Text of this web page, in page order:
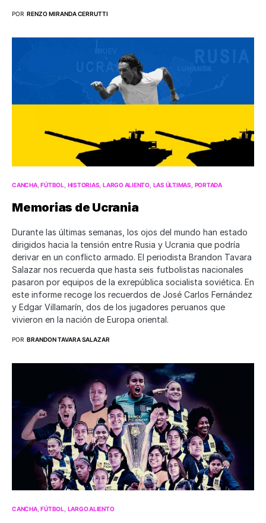
POR RENZO MIRANDA CERRUTTI
CANCHA FÚTBOL HISTORIAS LARGO ALIENTO LAS ÚLTIMAS PORTADA
Memorias de Ucrania
Durante las últimas semanas, los ojos del mundo han estado
dirigidos hacia la tensión entre Rusia y Ucrania que podría
derivar en un conflicto armado. El periodista Brandon Tavara
Salazar nos recuerda que hasta seis futbolistas nacionales
pasaron por equipos de la exrepública socialista soviética. En
este informe recoge los recuerdos de José Carlos Fernández
y Edgar Villamarín, dos de los jugadores peruanos que
vivieron en la nación de Europa oriental.
POR BRANDON TAVARA SALAZAR
CANCHA FÚTBOL LARGO ALIENTO